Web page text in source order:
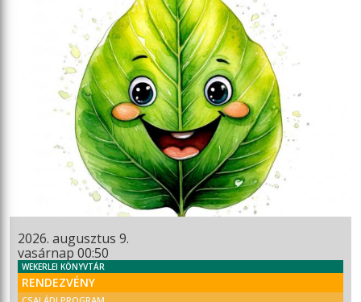
2026. augusztus 9.
vasárnap 00:50
WEKERLEI KÖNYVTÁR
RENDEZVÉNY